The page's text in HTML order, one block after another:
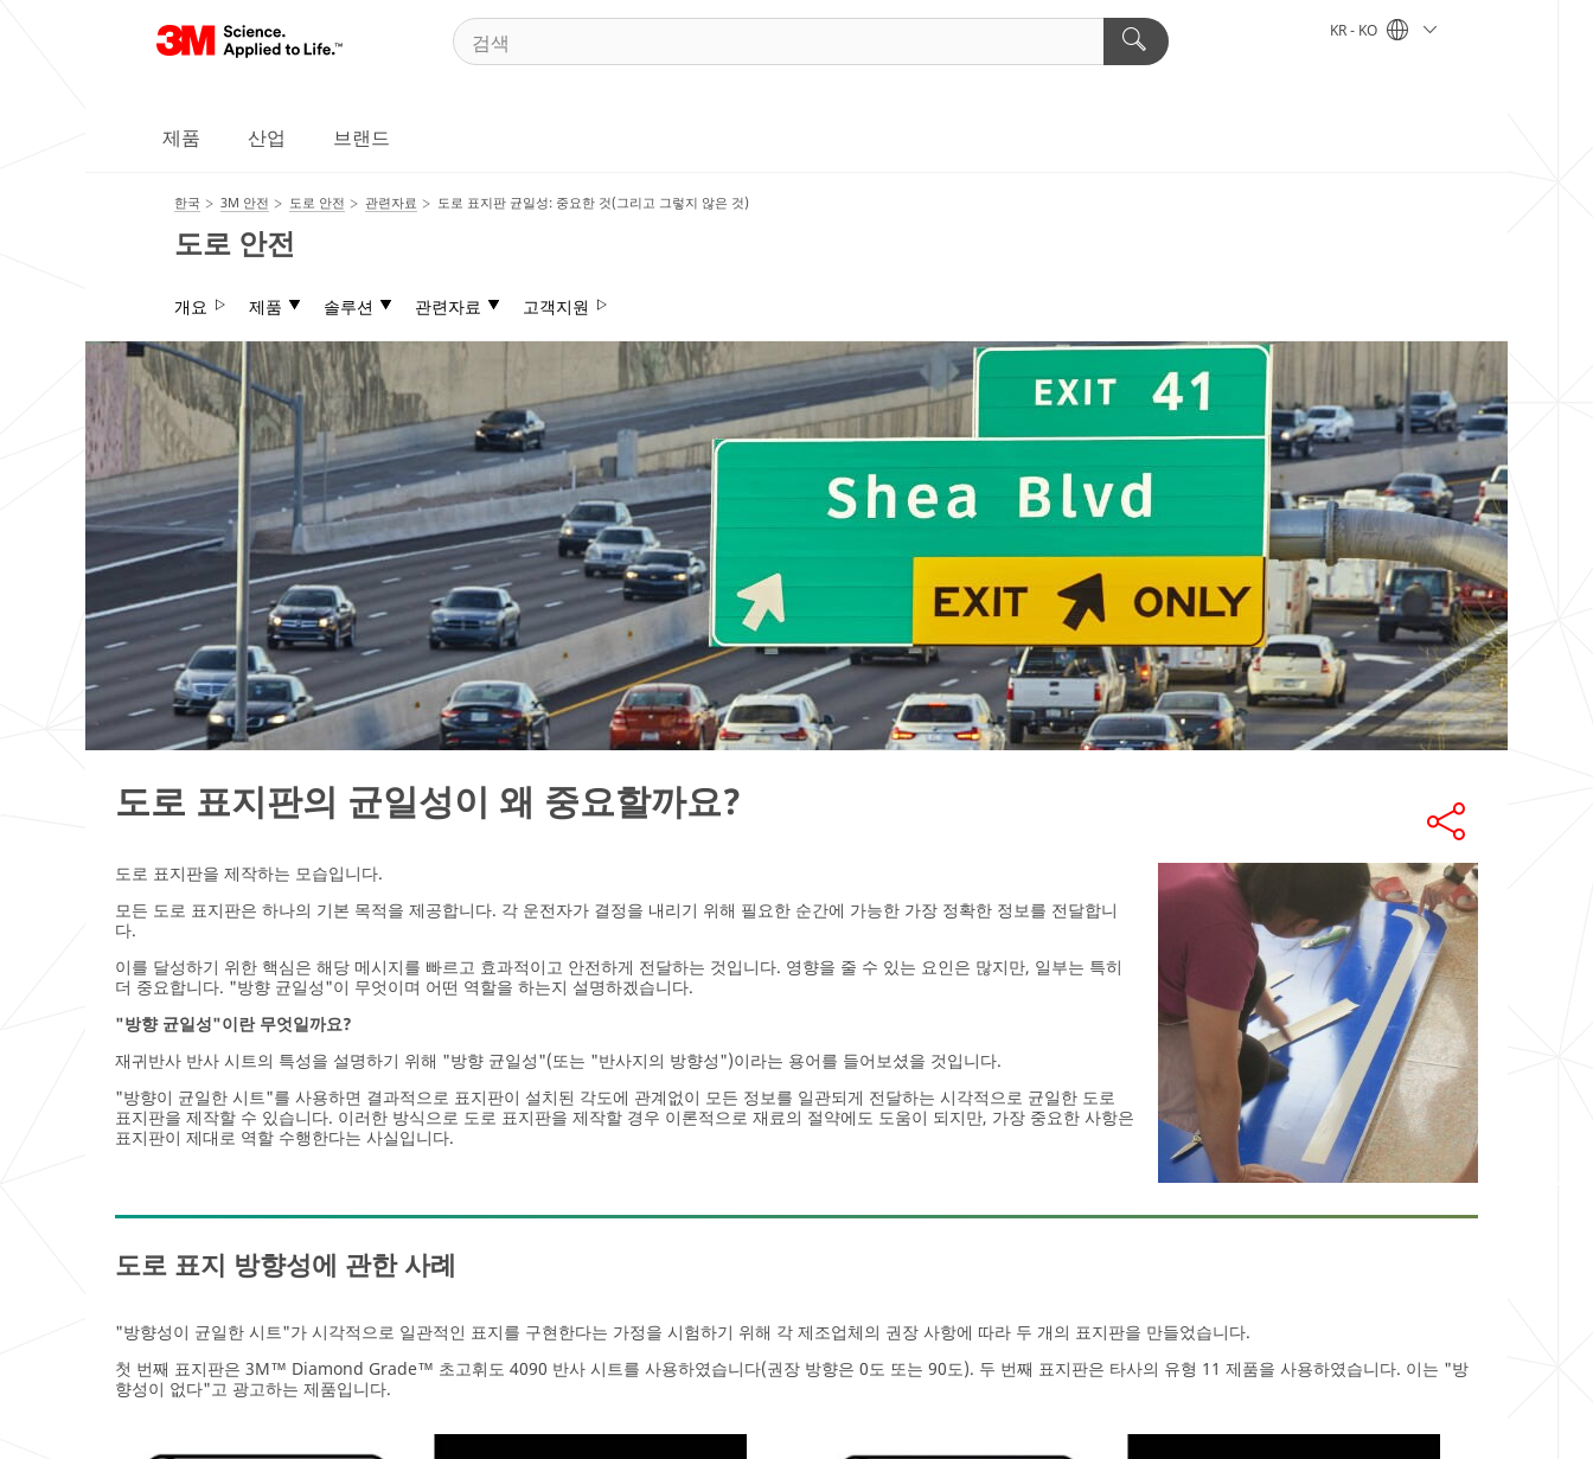
KR - KO
제품 산업 브랜드
한국 3M 안전 도로 안전 관련자료 도로 표지판 균일성: 중요한 것(그리고 그렇지 않은 것)
도로 안전
개요 제품 솔루션 관련자료 고객지원
도로 표지판의 균일성이 왜 중요할까요?
도로 표지판을 제작하는 모습입니다.
모든 도로 표지판은 하나의 기본 목적을 제공합니다. 각 운전자가 결정을 내리기 위해 필요한 순간에 가능한 가장 정확한 정보를 전달합니
다.
이를 달성하기 위한 핵심은 해당 메시지를 빠르고 효과적이고 안전하게 전달하는 것입니다. 영향을 줄 수 있는 요인은 많지만, 일부는 특히
더 중요합니다. "방향 균일성"이 무엇이며 어떤 역할을 하는지 설명하겠습니다.
"방향 균일성"이란 무엇일까요?
재귀반사 반사 시트의 특성을 설명하기 위해 "방향 균일성"(또는 "반사지의 방향성")이라는 용어를 들어보셨을 것입니다.
"방향이 균일한 시트"를 사용하면 결과적으로 표지판이 설치된 각도에 관계없이 모든 정보를 일관되게 전달하는 시각적으로 균일한 도로
표지판을 제작할 수 있습니다. 이러한 방식으로 도로 표지판을 제작할 경우 이론적으로 재료의 절약에도 도움이 되지만, 가장 중요한 사항은
표지판이 제대로 역할 수행한다는 사실입니다.
도로 표지 방향성에 관한 사례
"방향성이 균일한 시트"가 시각적으로 일관적인 표지를 구현한다는 가정을 시험하기 위해 각 제조업체의 권장 사항에 따라 두 개의 표지판을 만들었습니다.
첫 번째 표지판은 3M™ Diamond Grade™ 초고휘도 4090 반사 시트를 사용하였습니다(권장 방향은 0도 또는 90도). 두 번째 표지판은 타사의 유형 11 제품을 사용하였습니다. 이는 "방
향성이 없다"고 광고하는 제품입니다.